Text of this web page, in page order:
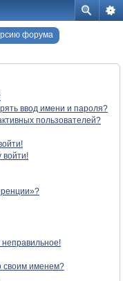
форума
ввод имени и пароля?
пользователей?
войти!
своим именем?